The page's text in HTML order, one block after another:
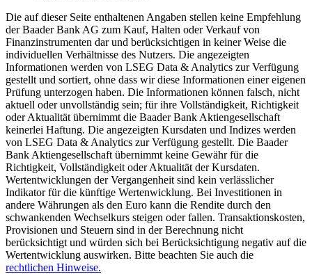
Die auf dieser Seite enthaltenen Angaben stellen keine Empfehlung
der Baader Bank AG zum Kauf, Halten oder Verkauf von
Finanzinstrumenten dar und berücksichtigen in keiner Weise die
individuellen Verhältnisse des Nutzers. Die angezeigten
Informationen werden von LSEG Data & Analytics zur Verfügung
gestellt und sortiert, ohne dass wir diese Informationen einer eigenen
Prüfung unterzogen haben. Die Informationen können falsch, nicht
aktuell oder unvollständig sein; für ihre Vollständigkeit, Richtigkeit
oder Aktualität übernimmt die Baader Bank Aktiengesellschaft
keinerlei Haftung. Die angezeigten Kursdaten und Indizes werden
von LSEG Data & Analytics zur Verfügung gestellt. Die Baader
Bank Aktiengesellschaft übernimmt keine Gewähr für die
Richtigkeit, Vollständigkeit oder Aktualität der Kursdaten.
Wertentwicklungen der Vergangenheit sind kein verlässlicher
Indikator für die künftige Wertenwicklung. Bei Investitionen in
andere Währungen als den Euro kann die Rendite durch den
schwankenden Wechselkurs steigen oder fallen. Transaktionskosten,
Provisionen und Steuern sind in der Berechnung nicht
berücksichtigt und würden sich bei Berücksichtigung negativ auf die
Wertentwicklung auswirken. Bitte beachten Sie auch die
rechtlichen Hinweise.